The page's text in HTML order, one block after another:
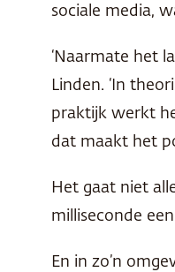
sociale media,
‘Naarmate het
Linden. ‘In
praktijk werkt
dat maakt het
Het gaat niet
milliseconde
En in zo’n